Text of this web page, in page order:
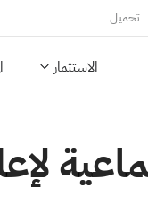
تحميل
الاستثمار